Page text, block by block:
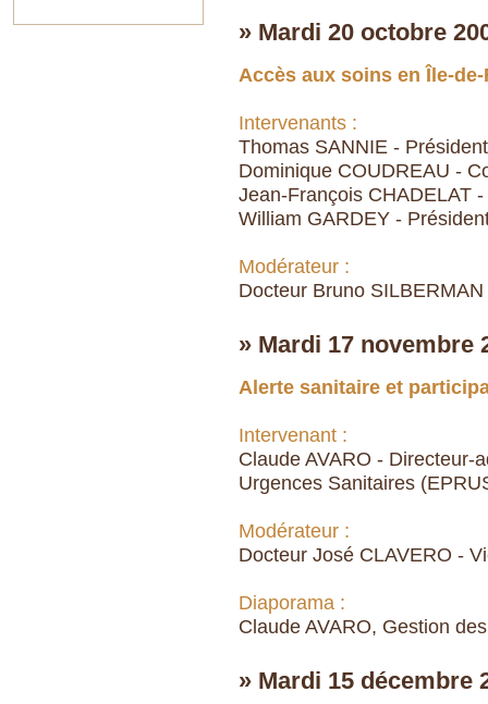
» Mardi 20 octobre
Accès aux soins en Île-
Intervenants :
Thomas SANNIE -
Dominique COUDREAU -
Jean-François CHADELAT
William GARDEY -
Modérateur :
Docteur Bruno
» Mardi 17 novembre
Alerte sanitaire et
Intervenant :
Claude AVARO - Directeur-
Urgences Sanitaires
Modérateur :
Docteur José CLAVERO -
Diaporama :
Claude AVARO, Gestion
» Mardi 15 décembre